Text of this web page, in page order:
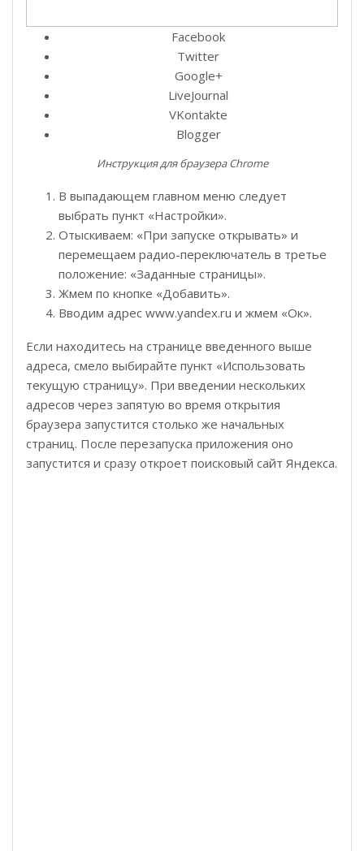
Facebook
Twitter
Google+
LiveJournal
VKontakte
Blogger
Инструкция для браузера Chrome
В выпадающем главном меню следует
выбрать пункт «Настройки».
Отыскиваем: «При запуске открывать» и
перемещаем радио-переключатель в третье
положение: «Заданные страницы».
Жмем по кнопке «Добавить».
Вводим адрес www.yandex.ru и жмем «Ок».
Если находитесь на странице введенного выше
адреса, смело выбирайте пункт «Использовать
текущую страницу». При введении нескольких
адресов через запятую во время открытия
браузера запустится столько же начальных
страниц. После перезапуска приложения оно
запустится и сразу откроет поисковый сайт Яндекса.